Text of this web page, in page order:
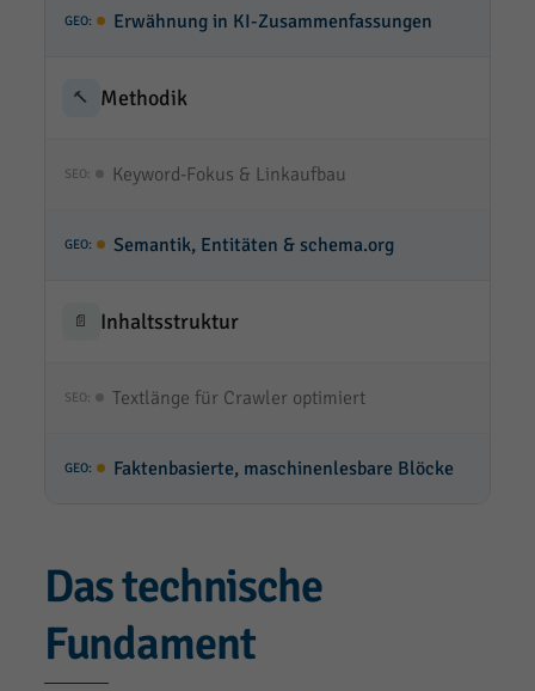
Erwähnung in KI-Zusammenfassungen
🔨 Methodik
Keyword-Fokus & Linkaufbau
Semantik, Entitäten & schema.org
📄 Inhaltsstruktur
Textlänge für Crawler optimiert
Faktenbasierte, maschinenlesbare Blöcke
Das technische
Fundament